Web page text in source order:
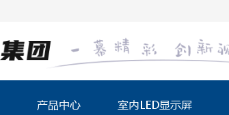
产品中心 室内LED显示屏